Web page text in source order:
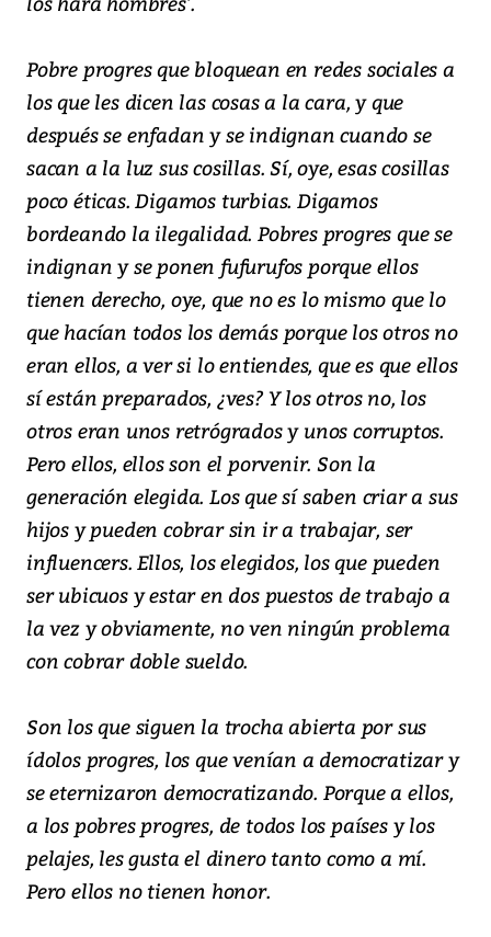
Pobre progres que bloquean en redes sociales a
los que les dicen las cosas a la cara, y que
después se enfadan y se indignan cuando se
sacan a la luz sus cosillas. Sí, oye, esas cosillas
poco éticas. Digamos turbias. Digamos
bordeando la ilegalidad. Pobres progres que se
indignan y se ponen fufurufos porque ellos
tienen derecho, oye, que no es lo mismo que lo
que hacían todos los demás porque los otros no
eran ellos, a ver si lo entiendes, que es que ellos
sí están preparados, ¿ves? Y los otros no, los
otros eran unos retrógrados y unos corruptos.
Pero ellos, ellos son el porvenir. Son la
generación elegida. Los que sí saben criar a sus
hijos y pueden cobrar sin ir a trabajar, ser
influencers. Ellos, los elegidos, los que pueden
ser ubicuos y estar en dos puestos de trabajo a
la vez y obviamente, no ven ningún problema
con cobrar doble sueldo.
Son los que siguen la trocha abierta por sus
ídolos progres, los que venían a democratizar y
se eternizaron democratizando. Porque a ellos,
a los pobres progres, de todos los países y los
pelajes, les gusta el dinero tanto como a mí.
Pero ellos no tienen honor.